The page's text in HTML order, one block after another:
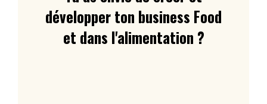
développer ton business Food
et dans l'alimentation ?